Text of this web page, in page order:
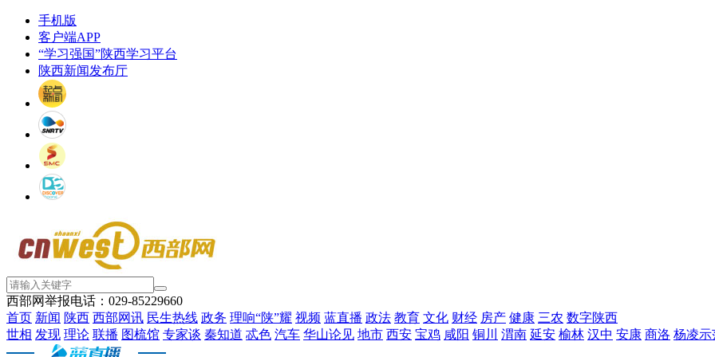
手机版
客户端APP
“学习强国”陕西学习平台
陕西新闻发布厅
西部网举报电话：029-85229660
首页 新闻 陕西 西部网讯 民生热线 政务 理响“陕”耀 视频 蓝直播 政法 教育 文化 财经 房产 健康 三农 数字陕西
世相 发现 理论 联播 图梳馆 专家谈 秦知道 忒色 汽车 华山论见 地市 西安 宝鸡 咸阳 铜川 渭南 延安 榆林 汉中 安康 商洛 杨凌示